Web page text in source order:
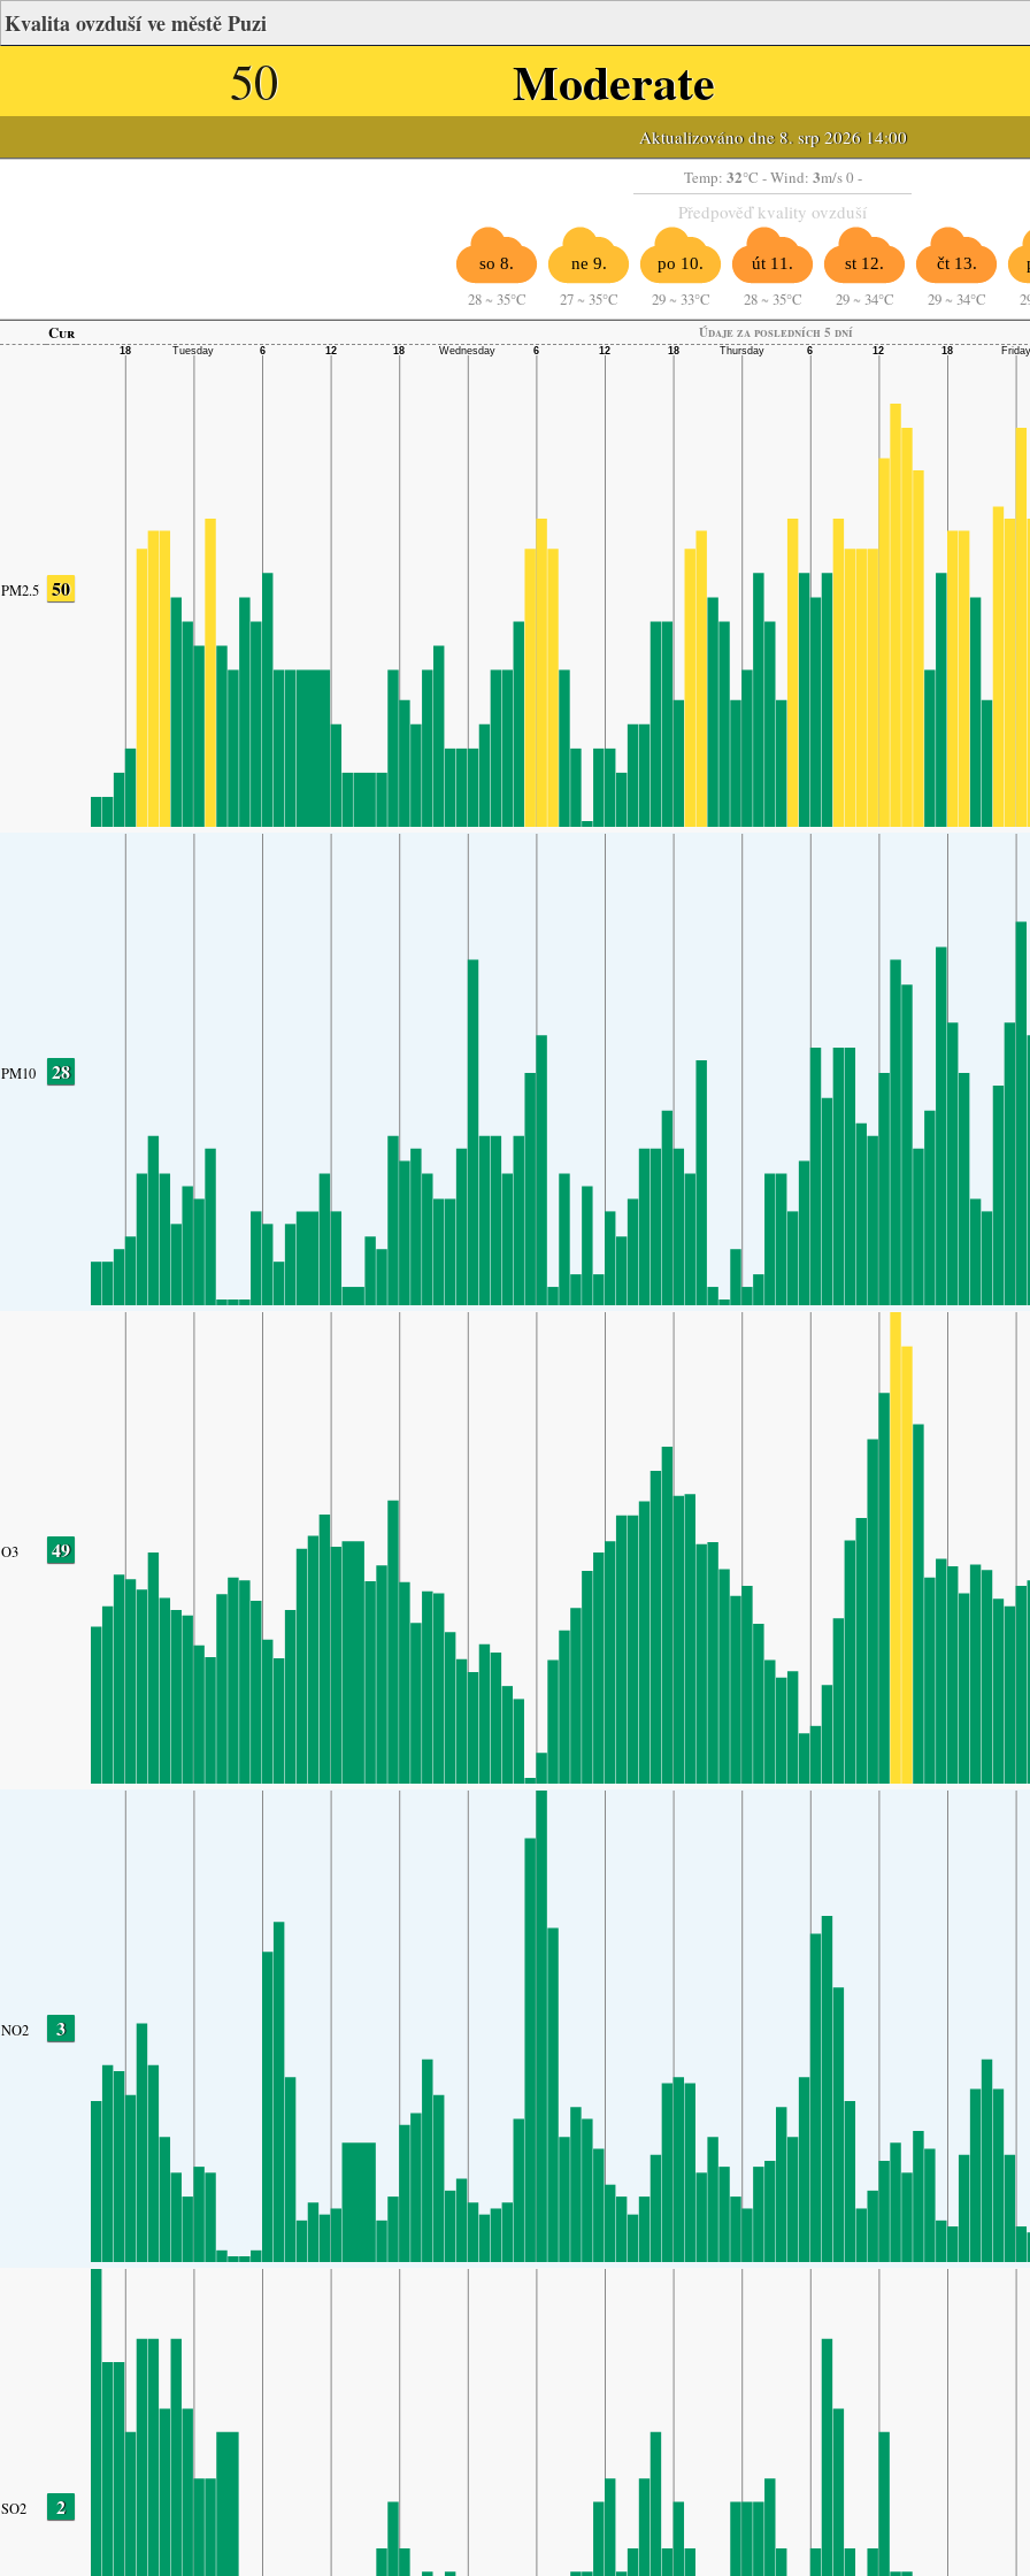
Kvalita ovzduší ve městě Puzi
50 Moderate
Aktualizováno dne 8. srp 2026 14:00
Temp: 32°C - Wind: 3m/s 0 -
Předpověď kvality ovzduší
so 8.
28 ~ 35°C
ne 9.
27 ~ 35°C
po 10.
29 ~ 33°C
út 11.
28 ~ 35°C
st 12.
29 ~ 34°C
čt 13.
29 ~ 34°C
Cur
Údaje za posledních 5 dní
PM2.5 50
PM10 28
O3 49
NO2 3
SO2 2